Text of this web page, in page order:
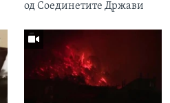
од Соединетите Држави